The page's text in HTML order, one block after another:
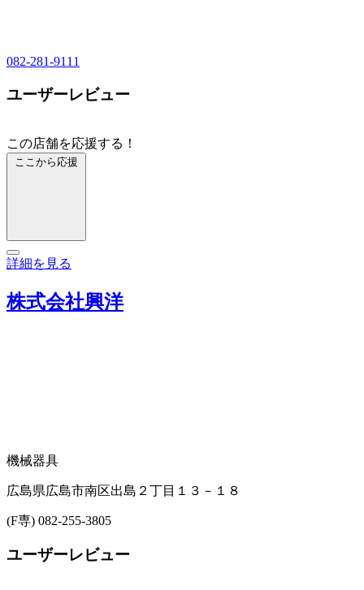
082-281-9111
ユーザーレビュー
この店舗を応援する！
ここから応援
詳細を見る
株式会社興洋
機械器具
広島県広島市南区出島２丁目１３－１８
(F専) 082-255-3805
ユーザーレビュー